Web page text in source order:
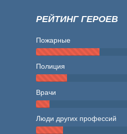
РЕЙТИНГ ГЕРОЕВ
Пожарные
Полиция
Врачи
Люди других профессий